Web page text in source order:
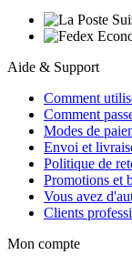
Aide & Support
Comment
Comment
Modes de
Envoi et
Politique de
Promotions et
Vous avez
Clients
Mon compte